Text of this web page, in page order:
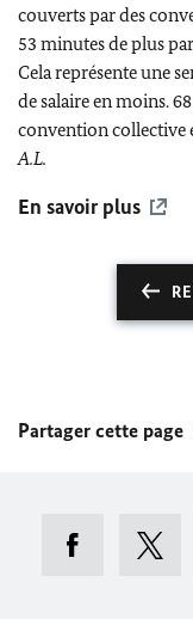
couverts par des
53 minutes de plus
Cela représente une
de salaire en moins.
convention collective
A.L.
En savoir plus
Partager cette page